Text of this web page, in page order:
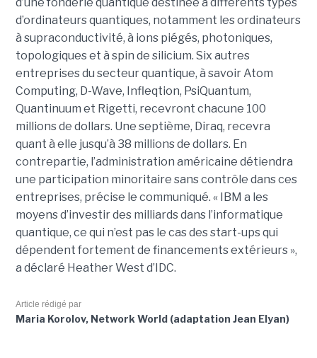
d’ordinateurs quantiques, notamment les ordinateurs
à supraconductivité, à ions piégés, photoniques,
topologiques et à spin de silicium. Six autres
entreprises du secteur quantique, à savoir Atom
Computing, D-Wave, Infleqtion, PsiQuantum,
Quantinuum et Rigetti, recevront chacune 100
millions de dollars. Une septième, Diraq, recevra
quant à elle jusqu’à 38 millions de dollars. En
contrepartie, l’administration américaine détiendra
une participation minoritaire sans contrôle dans ces
entreprises, précise le communiqué. « IBM a les
moyens d’investir des milliards dans l’informatique
quantique, ce qui n’est pas le cas des start-ups qui
dépendent fortement de financements extérieurs »,
a déclaré Heather West d’IDC.
Article rédigé par
Maria Korolov, Network World (adaptation Jean Elyan)